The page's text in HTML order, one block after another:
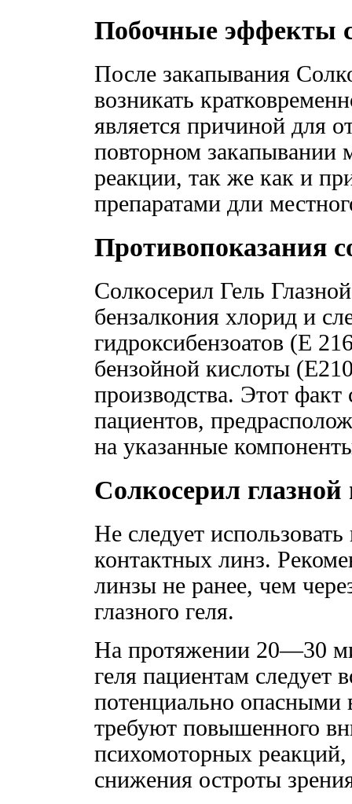
Побочные эффекты
После закапывания
возникать
является причиной для
повторном закапывании
реакции, так же как и
препаратами дли
Противопоказания
Солкосерил Гель
бензалкония хлорид и
гидроксибензоатов (Е
бензойной кислоты
производства. Этот
пациентов,
на указанные
Солкосерил глазной
Не следует
контактных линз.
линзы не ранее, чем
глазного геля.
На протяжении 20—30
геля пациентам следует
потенциально опасными
требуют повышенного
психомоторных реакций,
снижения остроты